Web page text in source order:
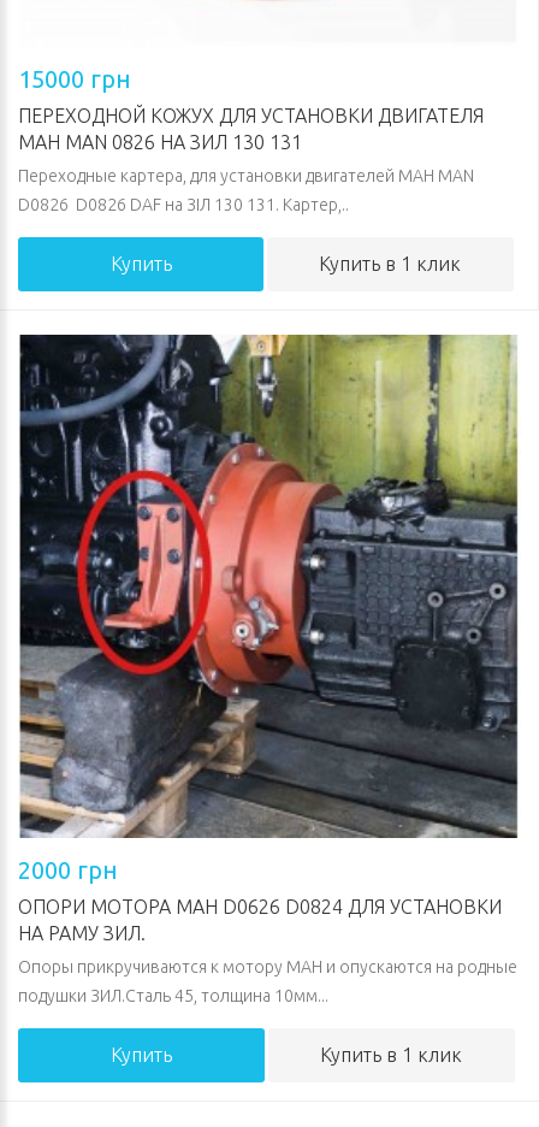
15000 грн
ПЕРЕХОДНОЙ КОЖУХ ДЛЯ УСТАНОВКИ ДВИГАТЕЛЯ
МАН MAN 0826 НА ЗИЛ 130 131
Переходные картера, для установки двигателей МАН MAN
D0826 D0826 DAF на ЗІЛ 130 131. Картер,..
Купить Купить в 1 клик
2000 грн
ОПОРИ МОТОРА МАН D0626 D0824 ДЛЯ УСТАНОВКИ
НА РАМУ ЗИЛ.
Опоры прикручиваются к мотору МАН и опускаются на родные
подушки ЗИЛ.Сталь 45, толщина 10мм...
Купить Купить в 1 клик